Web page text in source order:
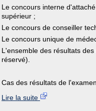
Le concours interne
supérieur ;
Le concours de conseiller
Le concours unique de
L'ensemble des résultats
réservé).
Cas des résultats de
Lire la suite